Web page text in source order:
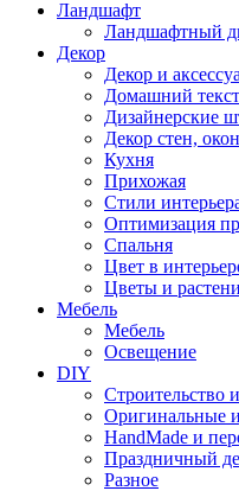
Ландшафт
Ландшафтный
Декор
Декор и
Домашний
Дизайнерские
Декор стен,
Кухня
Прихожая
Стили
Оптимизация
Спальня
Цвет в
Цветы и
Мебель
Мебель
Освещение
DIY
Строительство
Оригинальные
HandMade и
Праздничный
Разное